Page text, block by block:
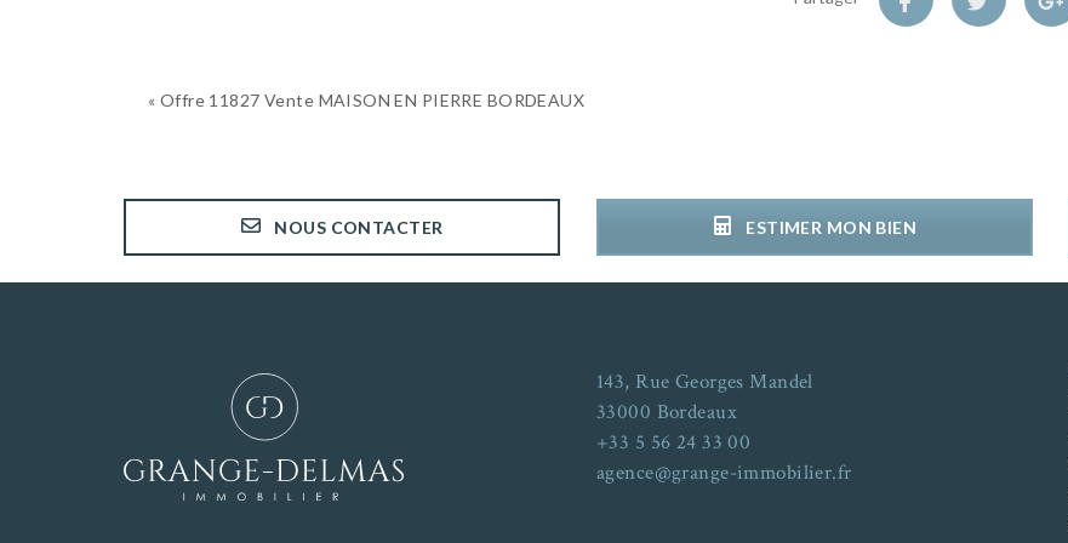
« Offre 11827 Vente MAISON EN PIERRE BORDEAUX
NOUS CONTACTER ESTIMER MON BIEN
143, Rue Georges Mandel
33000 Bordeaux
+33 5 56 24 33 00
agence@grange-immobilier.fr